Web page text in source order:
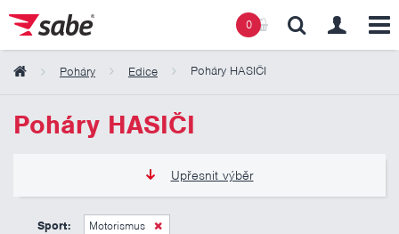
0
Poháry Edice Poháry HASIČI
Poháry HASIČI
Upřesnit výběr
245 Kč
Sport: Motorismus
Obsah košíku